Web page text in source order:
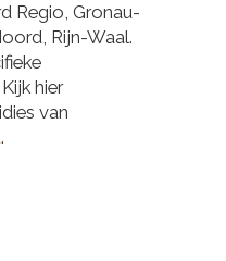
Regio, Gronau-
Rijn-Waal.
hier
van
.